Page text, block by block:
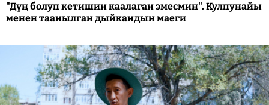
"Дүң болуп кетишин каалаган эмесмин". Кулпунайы
менен таанылган дыйкандын маеги